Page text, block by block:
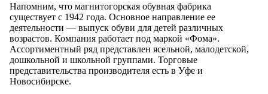
Напомним, что магнитогорская обувная фабрика
существует с 1942 года. Основное направление ее
деятельности — выпуск обуви для детей различных
возрастов. Компания работает под маркой «Фома».
Ассортиментный ряд представлен ясельной, малодетской,
дошкольной и школьной группами. Торговые
представительства производителя есть в Уфе и
Новосибирске.